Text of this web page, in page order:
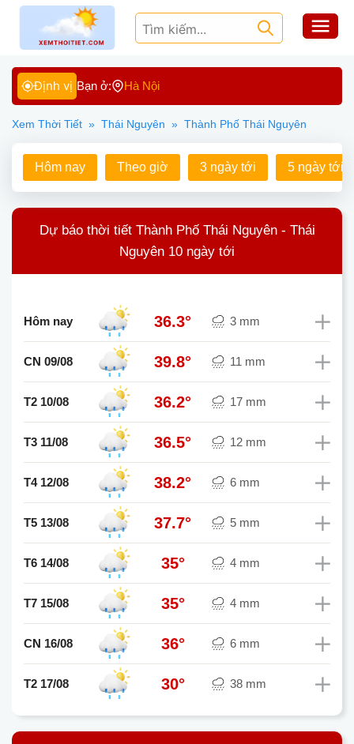
Định vị Bạn ở: Hà Nội
Xem Thời Tiết » Thái Nguyên » Thành Phố Thái Nguyên
Hôm nay Theo giờ 3 ngày tới 5 ngày tới
Dự báo thời tiết Thành Phố Thái Nguyên - Thái
Nguyên 10 ngày tới
Hôm nay 36.3° 3 mm
CN 09/08 39.8° 11 mm
T2 10/08 36.2° 17 mm
T3 11/08 36.5° 12 mm
T4 12/08 38.2° 6 mm
T5 13/08 37.7° 5 mm
T6 14/08 35° 4 mm
T7 15/08 35° 4 mm
CN 16/08 36° 6 mm
T2 17/08 30° 38 mm